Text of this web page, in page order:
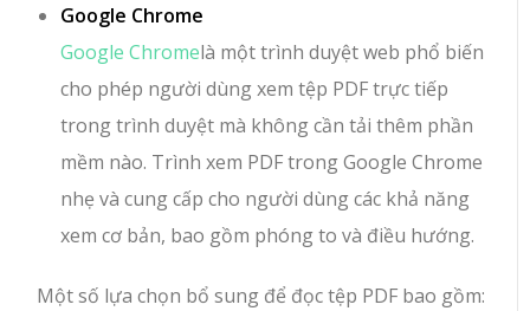
Google Chrome
Google Chromelà một trình duyệt web phổ biến
cho phép người dùng xem tệp PDF trực tiếp
trong trình duyệt mà không cần tải thêm phần
mềm nào. Trình xem PDF trong Google Chrome
nhẹ và cung cấp cho người dùng các khả năng
xem cơ bản, bao gồm phóng to và điều hướng.
Một số lựa chọn bổ sung để đọc tệp PDF bao gồm: